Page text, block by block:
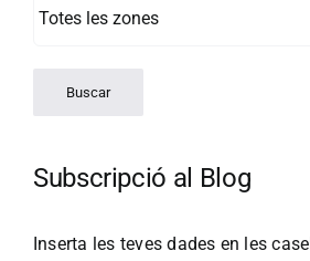
Subscripció al Blog
Inserta les teves dades en les